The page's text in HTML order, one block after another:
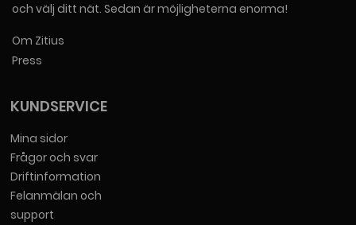
och välj ditt nät. Sedan är möjligheterna enorma!
Om Zitius
Press
KUNDSERVICE
Mina sidor
Frågor och svar
Driftinformation
Felanmälan och
support